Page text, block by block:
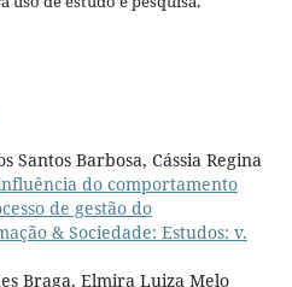
Santos Barbosa, Cássia Regina
do comportamento
de gestão do
& Sociedade: Estudos: v.
Braga, Elmira Luiza Melo